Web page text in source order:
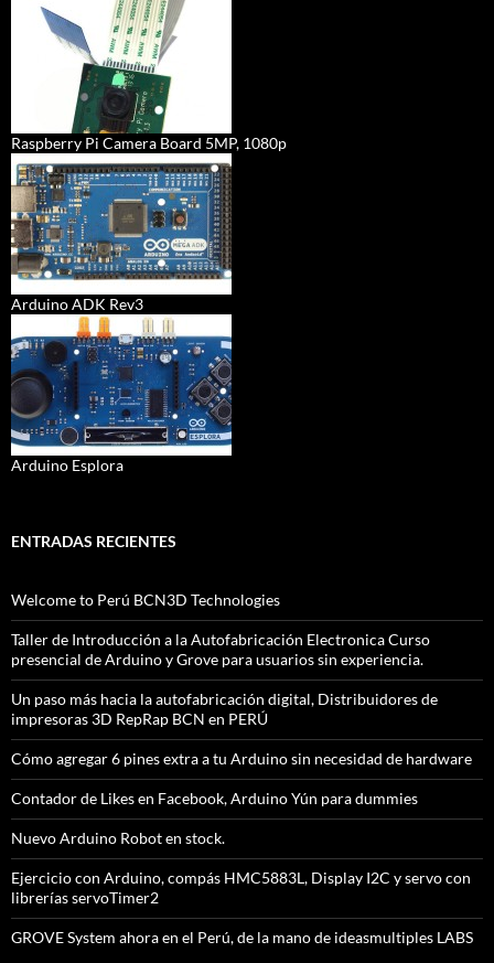
Raspberry Pi Camera Board 5MP, 1080p
Arduino ADK Rev3
Arduino Esplora
ENTRADAS RECIENTES
Welcome to Perú BCN3D Technologies
Taller de Introducción a la Autofabricación Electronica Curso
presencial de Arduino y Grove para usuarios sin experiencia.
Un paso más hacia la autofabricación digital, Distribuidores de
impresoras 3D RepRap BCN en PERÚ
Cómo agregar 6 pines extra a tu Arduino sin necesidad de hardware
Contador de Likes en Facebook, Arduino Yún para dummies
Nuevo Arduino Robot en stock.
Ejercicio con Arduino, compás HMC5883L, Display I2C y servo con
librerías servoTimer2
GROVE System ahora en el Perú, de la mano de ideasmultiples LABS